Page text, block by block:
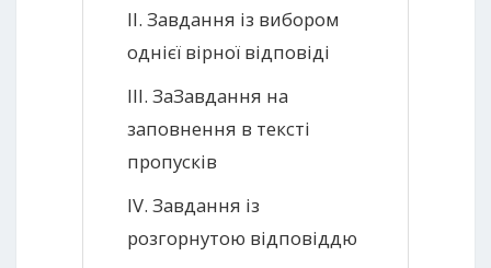
ІІ. Завдання із вибором
однієї вірної відповіді
ІІІ. ЗаЗавдання на
заповнення в тексті
пропусків
IV. Завдання із
розгорнутою відповіддю